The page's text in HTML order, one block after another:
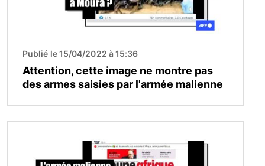
Publié le 15/04/2022 à 15:36
Attention, cette image ne montre pas
des armes saisies par l'armée malienne